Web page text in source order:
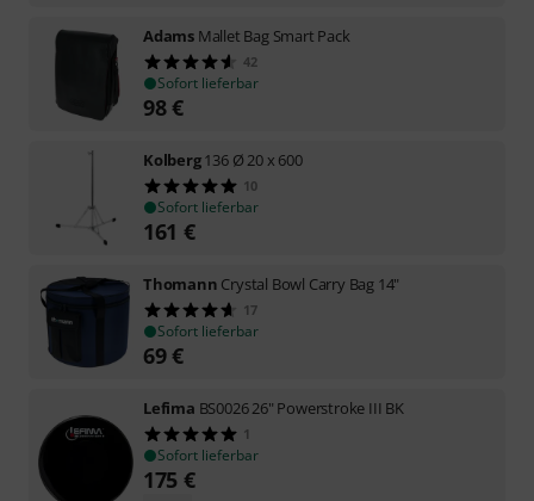
Adams Mallet Bag Smart Pack
42
Sofort lieferbar
98€
Kolberg136 Ø 20 x 600
10
Sofort lieferbar
161 €
Thomann Crystal Bowl Carry Bag 14"
17
Sofort lieferbar
69€
Lefima BS0026 26" Powerstroke III BK
1
Sofort lieferbar
175 €